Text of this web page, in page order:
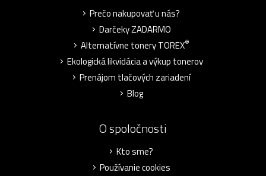
Prečo nakupovať u nás?
Darčeky ZADARMO
Alternatívne tonery TOREX®
Ekologická likvidácia a výkup tonerov
Prenájom tlačových zariadení
Blog
O spoločnosti
Kto sme?
Používanie cookies